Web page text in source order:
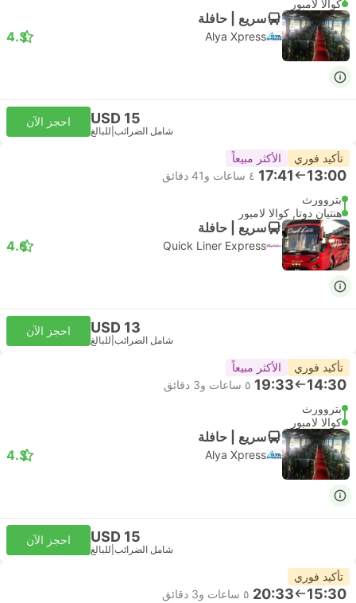
كوالا لامبور
سريع | حافلة
Alya Xpress
4.3
USD 15
شامل الضرائب للبالغ
احجز الآن
تأكيد فوري الأكثر مبيعاً
13:00
17:41 ٤ ساعات و‫41 دقائق
بتروورث
هنتيان دوتا, كوالا لامبور
سريع | حافلة
Quick Liner Express
4.6
USD 13
شامل الضرائب للبالغ
احجز الآن
تأكيد فوري الأكثر مبيعاً
14:30
19:33 ٥ ساعات و‫3 دقائق
بتروورث
كوالا لامبور
سريع | حافلة
Alya Xpress
4.3
USD 15
شامل الضرائب للبالغ
احجز الآن
تأكيد فوري
15:30
20:33 ٥ ساعات و‫3 دقائق